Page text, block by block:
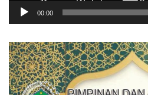
00:00